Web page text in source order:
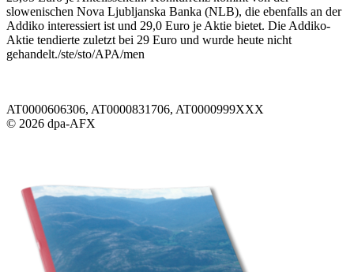
slowenischen Nova Ljubljanska Banka (NLB), die ebenfalls an der
Addiko interessiert ist und 29,0 Euro je Aktie bietet. Die Addiko-
Aktie tendierte zuletzt bei 29 Euro und wurde heute nicht
gehandelt./ste/sto/APA/men
AT0000606306, AT0000831706, AT0000999XXX
© 2026 dpa-AFX